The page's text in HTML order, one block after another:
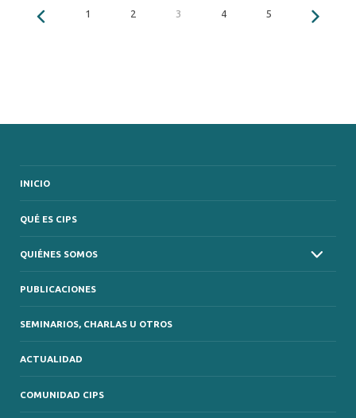
1 2 3 4 5
INICIO
QUÉ ES CIPS
QUIÉNES SOMOS
PUBLICACIONES
SEMINARIOS, CHARLAS U OTROS
ACTUALIDAD
COMUNIDAD CIPS